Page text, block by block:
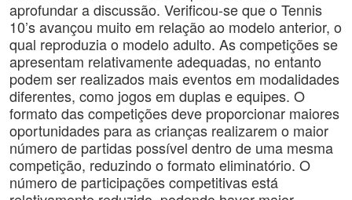
aprofundar a discussão. Verificou-se que o Tennis
10’s avançou muito em relação ao modelo anterior, o
qual reproduzia o modelo adulto. As competições se
apresentam relativamente adequadas, no entanto
podem ser realizados mais eventos em modalidades
diferentes, como jogos em duplas e equipes. O
formato das competições deve proporcionar maiores
oportunidades para as crianças realizarem o maior
número de partidas possível dentro de uma mesma
competição, reduzindo o formato eliminatório. O
número de participações competitivas está